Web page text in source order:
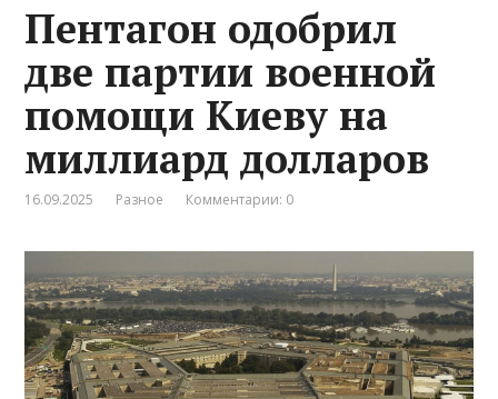
Пентагон одобрил
две партии военной
помощи Киеву на
миллиард долларов
16.09.2025 Разное Комментарии: 0